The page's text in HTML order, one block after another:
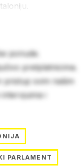
ponude.
pretplatnicima.
pristup svim našim
i
PARLAMENT